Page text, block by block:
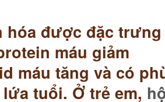
hóa được đặc trưng
máu giảm
máu tăng và có
tuổi. Ở trẻ em,